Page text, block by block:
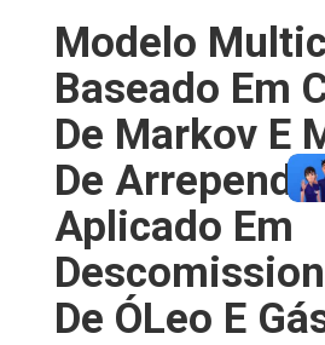
Modelo
Baseado Em
De Markov E
De
Aplicado Em
De ÓLeo E